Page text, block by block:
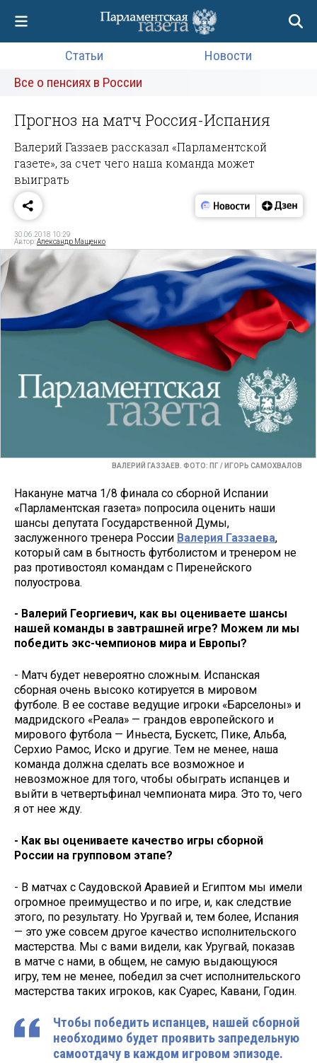
Статьи
Новости
Все о пенсиях в России
Прогноз на матч Россия-Испания
Валерий Газзаев рассказал «Парламентской
газете», за счет чего наша команда может
выиграть
30.06.2018 10:29
Автор:Александр Мащенко
ВАЛЕРИЙ ГАЗЗАЕВ. ФОТО: ПГ / ИГОРЬ САМОХВАЛОВ
Накануне матча 1/8 финала со сборной Испании
«Парламентская газета» попросила оценить наши
шансы депутата Государственной Думы,
заслуженного тренера России Валерия Газзаева,
который сам в бытность футболистом и тренером не
раз противостоял командам с Пиренейского
полуострова.
- Валерий Георгиевич, как вы оцениваете шансы
нашей команды в завтрашней игре? Можем ли мы
победить экс-чемпионов мира и Европы?
- Матч будет невероятно сложным. Испанская
сборная очень высоко котируется в мировом
футболе. В ее составе ведущие игроки «Барселоны» и
мадридского «Реала» — грандов европейского и
мирового футбола — Иньеста, Бускетс, Пике, Альба,
Серхио Рамос, Иско и другие. Тем не менее, наша
команда должна сделать все возможное и
невозможное для того, чтобы обыграть испанцев и
выйти в четвертьфинал чемпионата мира. Это то, чего
я от нее жду.
- Как вы оцениваете качество игры сборной
России на групповом этапе?
- В матчах с Саудовской Аравией и Египтом мы имели
огромное преимущество и по игре, и, как следствие
этого, по результату. Но Уругвай и, тем более, Испания
— это уже совсем другое качество исполнительского
мастерства. Мы с вами видели, как Уругвай, показав
в матче с нами, в общем, не самую выдающуюся
игру, тем не менее, победил за счет исполнительского
мастерства таких игроков, как Суарес, Кавани, Годин.
Чтобы победить испанцев, нашей сборной
необходимо будет проявить запредельную
самоотдачу в каждом игровом эпизоде.